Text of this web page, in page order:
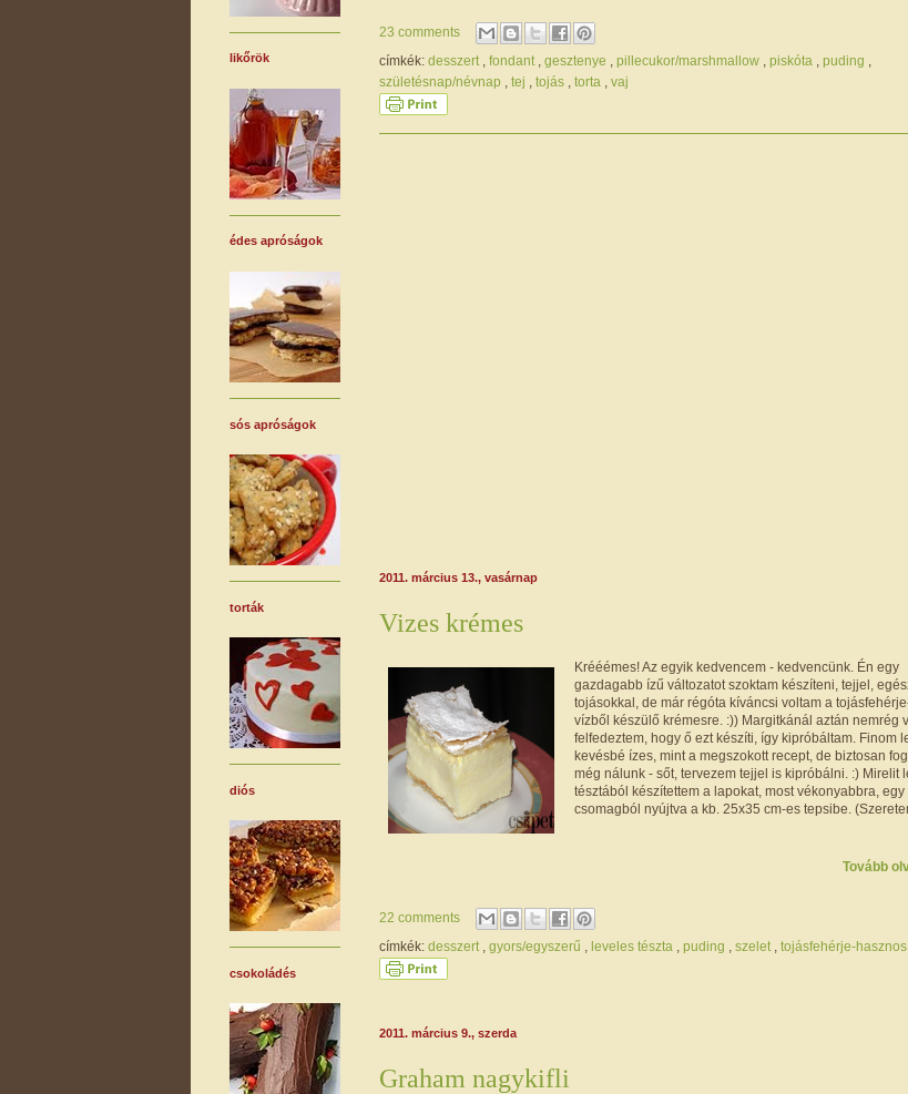
23 comments
címkék: desszert fondant gesztenye pillecukor/marshmallow piskóta puding
születésnap/névnap
tej tojás torta vaj
2011. március 13., vasárnap
Vizes krémes
Krééémes! Az egyik kedvencem - kedvencünk. Én egy
gazdagabb ízű változatot szoktam készíteni, tejjel,
tojásokkal, de már régóta kíváncsi voltam a
vízből készülő krémesre. :)) Margitkánál aztán nemrég
felfedeztem, hogy ő ezt készíti, így kipróbáltam. Finom
kevésbé ízes, mint a megszokott recept, de biztosan
még nálunk - sőt, tervezem tejjel is kipróbálni. :) Mirelit
tésztából készítettem a lapokat, most vékonyabbra, egy
csomagból nyújtva a kb. 25x35 cm-es tepsibe.
Tovább
22 comments
címkék: desszert gyors/egyszerű leveles tészta puding szelet tojásfehérje-
2011. március 9., szerda
Graham nagykifli
likőrök
édes apróságok
sós apróságok
torták
diós
csokoládés